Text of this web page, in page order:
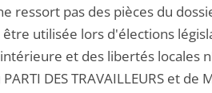
ressort pas des pièces du
utilisée lors d'élections
et des libertés locales
DES TRAVAILLEURS et de